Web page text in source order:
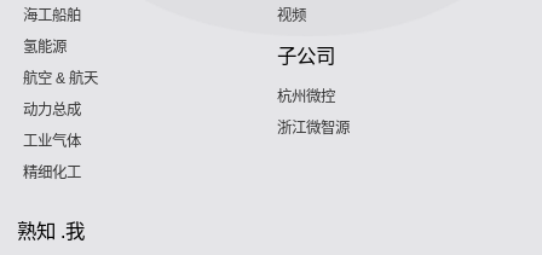
海工船舶
氢能源
航空 & 航天
动力总成
工业气体
精细化工
视频
子公司
杭州微控
浙江微智源
熟知 .我